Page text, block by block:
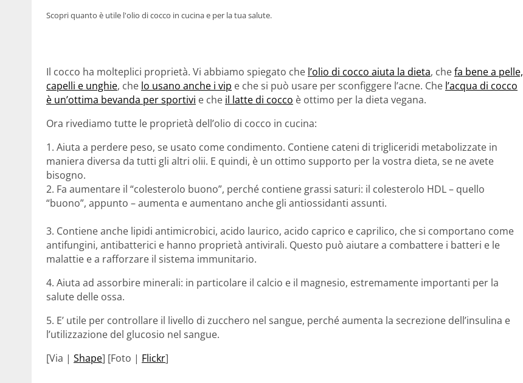
Scopri quanto è utile l'olio di cocco in cucina e per la tua salute.
Il cocco ha molteplici proprietà. Vi abbiamo spiegato che l’olio di cocco aiuta la dieta, chefa bene a pelle,
capelli e unghie, che lo usano anche i vip e che si può usare per sconfiggere l’acne. Che l’acqua di cocco
è un’ottima bevanda per sportivi e che il latte di cocco è ottimo per la dieta vegana.
Ora rivediamo tutte le proprietà dell’olio di cocco in cucina:
1. Aiuta a perdere peso, se usato come condimento. Contiene cateni di trigliceridi metabolizzate in
maniera diversa da tutti gli altri olii. E quindi, è un ottimo supporto per la vostra dieta, se ne avete
bisogno.
2. Fa aumentare il “colesterolo buono”, perché contiene grassi saturi: il colesterolo HDL – quello
“buono”, appunto – aumenta e aumentano anche gli antiossidanti assunti.
3. Contiene anche lipidi antimicrobici, acido laurico, acido caprico e caprilico, che si comportano come
antifungini, antibatterici e hanno proprietà antivirali. Questo può aiutare a combattere i batteri e le
malattie e a rafforzare il sistema immunitario.
4. Aiuta ad assorbire minerali: in particolare il calcio e il magnesio, estremamente importanti per la
salute delle ossa.
5. E’ utile per controllare il livello di zucchero nel sangue, perché aumenta la secrezione dell’insulina e
l’utilizzazione del glucosio nel sangue.
[Via | Shape] [Foto | Flickr]